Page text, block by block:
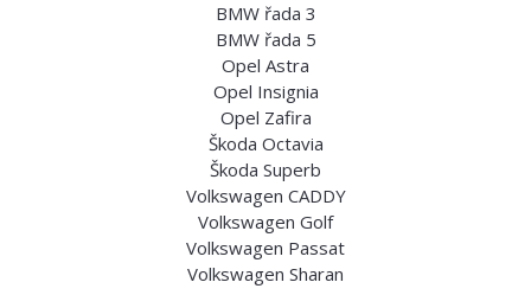
BMW řada 3
BMW řada 5
Opel Astra
Opel Insignia
Opel Zafira
Škoda Octavia
Škoda Superb
Volkswagen CADDY
Volkswagen Golf
Volkswagen Passat
Volkswagen Sharan